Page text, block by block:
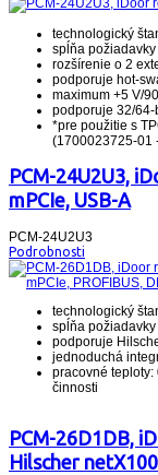
technologický
spĺňa
rozšírenie o 2
podporuje hot-
maximum +5 V/
podporuje 32/
*pre použitie s
(1700023725-01
PCM-24U2U3,
mPCIe, USB-A
PCM-24U2U3
Podrobnosti
technologický
spĺňa
podporuje
jednoduchá
pracovné teploty:
činnosti
PCM-26D1DB,
Hilscher